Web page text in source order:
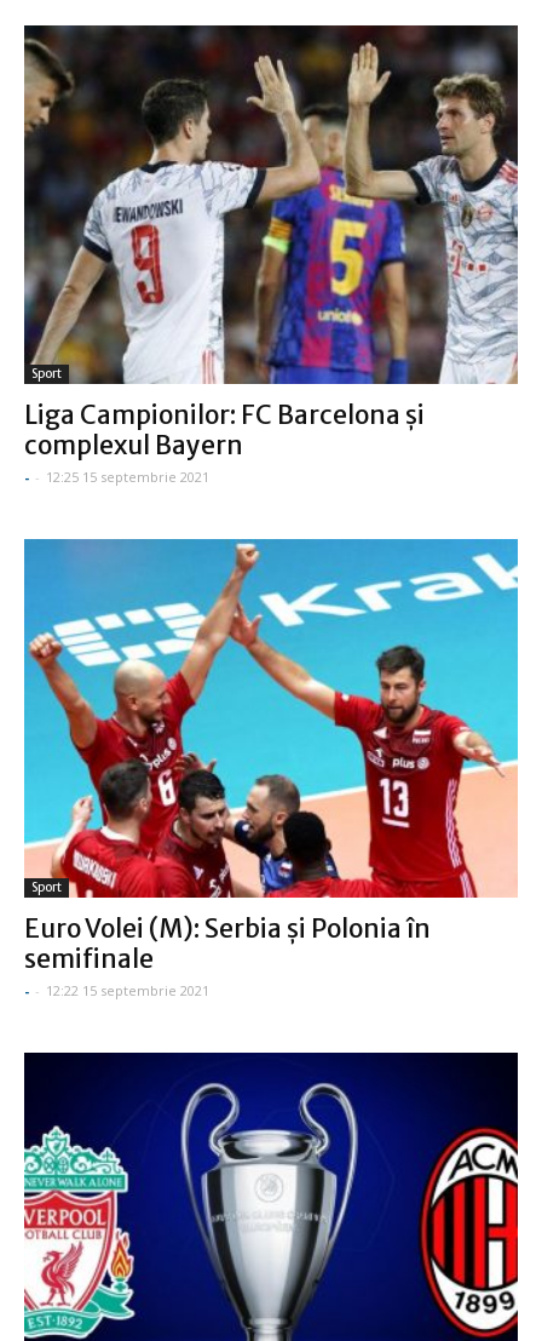
Sport
Liga Campionilor: FC Barcelona şi
complexul Bayern
- - 12:25 15 septembrie 2021
Sport
Euro Volei (M): Serbia şi Polonia în
semifinale
- - 12:22 15 septembrie 2021